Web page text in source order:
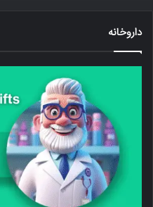
داروخانه